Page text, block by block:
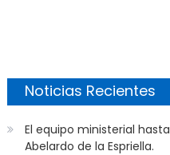
Noticias Recientes
El equipo ministerial
Abelardo de la Espriella.